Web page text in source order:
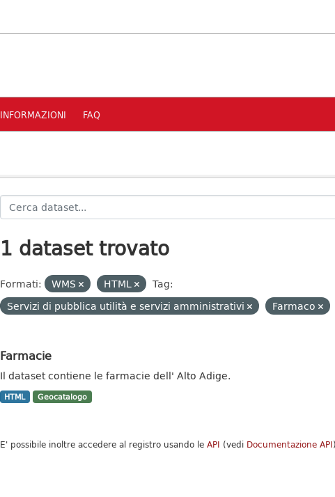
INFORMAZIONI FAQ
1 dataset trovato
Formati: WMS HTML
Tag:
Servizi di pubblica utilità e servizi amministrativi
Farmaco
Farmacie
Il dataset contiene le farmacie dell' Alto Adige.
HTML Geocatalogo
E' possibile inoltre accedere al registro usando le API (vedi Documentazione API